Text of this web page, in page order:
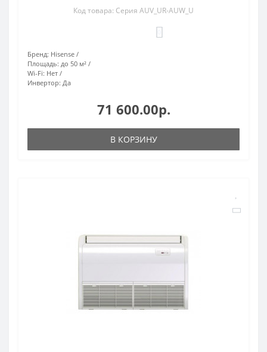
Код товара: Серия AUV_UR-AUW_U
Бренд: Hisense
Площадь: до 50 м²
Wi-Fi: Нет
Инвертор: Да
71 600.00р.
В КОРЗИНУ